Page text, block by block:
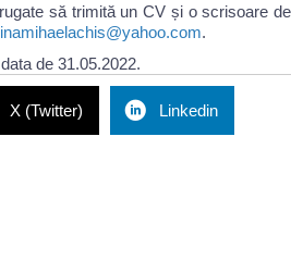
să trimită un CV și o scrisoare de
.
de 31.05.2022.
X (Twitter) Linkedin